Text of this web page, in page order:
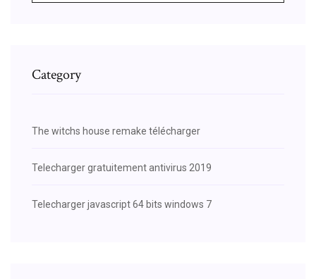
Category
The witchs house remake télécharger
Telecharger gratuitement antivirus 2019
Telecharger javascript 64 bits windows 7